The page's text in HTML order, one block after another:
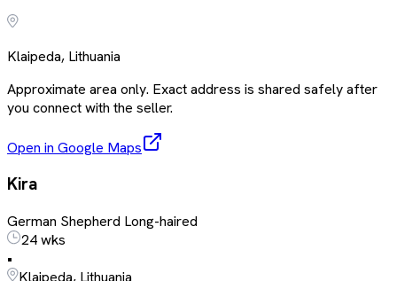
Klaipeda, Lithuania
Approximate area only. Exact address is shared safely after
you connect with the seller.
Open in Google Maps
Kira
German Shepherd Long-haired
24 wks
•
Klaipeda, Lithuania